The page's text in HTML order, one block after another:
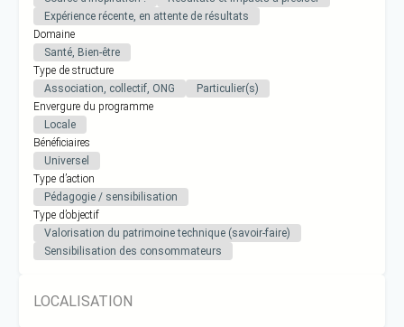
Expérience récente, en attente de résultats
Domaine
Santé, Bien-être
Type de structure
Association, collectif, ONG
Particulier(s)
Envergure du programme
Locale
Bénéficiaires
Universel
Type d’action
Pédagogie / sensibilisation
Type d’objectif
Valorisation du patrimoine technique (savoir-faire)
Sensibilisation des consommateurs
LOCALISATION